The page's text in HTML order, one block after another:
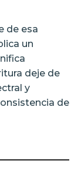
de esa
un
deje de
y
de